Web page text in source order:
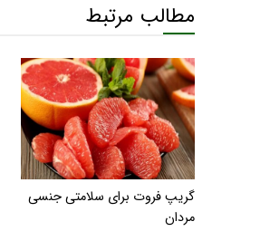
مطالب مرتبط
گریپ فروت برای سلامتی جنسی
مردان